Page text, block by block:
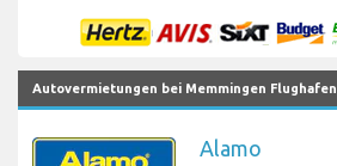
Autovermietungen bei Memmingen Flughafen
Alamo